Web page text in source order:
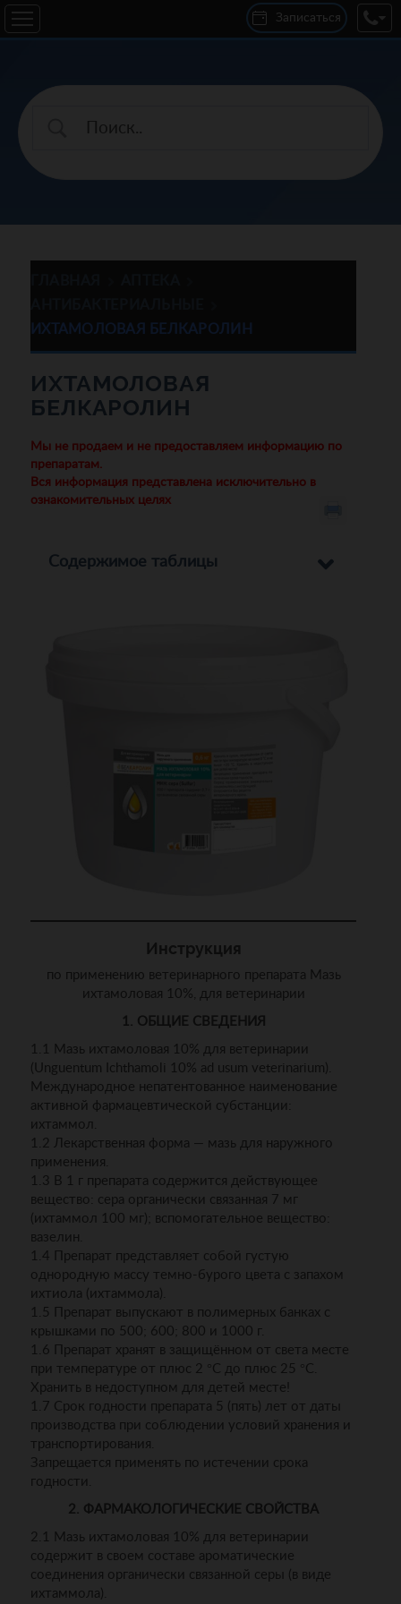
Записаться
ИХТАМОЛОВАЯ БЕЛКАРОЛИН
ИХТАМОЛОВАЯ
БЕЛКАРОЛИН
Мы не продаем и не предоставляем информацию по
препаратам.
Вся информация представлена исключительно в
ознакомительных целях
Содержимое таблицы
Инструкция
по применению ветеринарного препарата Мазь
ихтамоловая 10%, для ветеринарии
1. ОБЩИЕ СВЕДЕНИЯ
1.1 Мазь ихтамоловая 10% для ветеринарии
(Unguentum Ichthamoli 10% ad usum veterinarium).
Международное непатентованное наименование
активной фармацевтической субстанции:
ихтаммол.
1.2 Лекарственная форма — мазь для наружного
применения.
1.3 В 1 г препарата содержится действующее
вещество: сера органически связанная 7 мг
(ихтаммол 100 мг); вспомогательное вещество:
вазелин.
1.4 Препарат представляет собой густую
однородную массу темно-бурого цвета с запахом
ихтиола (ихтаммола).
1.5 Препарат выпускают в полимерных банках с
крышками по 500; 600; 800 и 1000 г.
1.6 Препарат хранят в защищённом от света месте
при температуре от плюс 2 °C до плюс 25 °C.
Хранить в недоступном для детей месте!
1.7 Срок годности препарата 5 (пять) лет от даты
производства при соблюдении условий хранения и
транспортирования.
Запрещается применять по истечении срока
годности.
2. ФАРМАКОЛОГИЧЕСКИЕ СВОЙСТВА
2.1 Мазь ихтамоловая 10% для ветеринарии
содержит в своем составе ароматические
соединения органически связанной серы (в виде
ихтаммола).